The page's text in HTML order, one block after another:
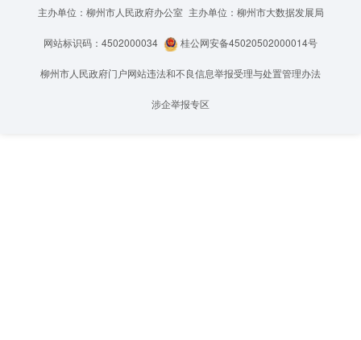
主办单位：柳州市人民政府办公室 主办单位：柳州市大数据发展局
网站标识码：4502000034 桂公网安备45020502000014号
柳州市人民政府门户网站违法和不良信息举报受理与处置管理办法
涉企举报专区